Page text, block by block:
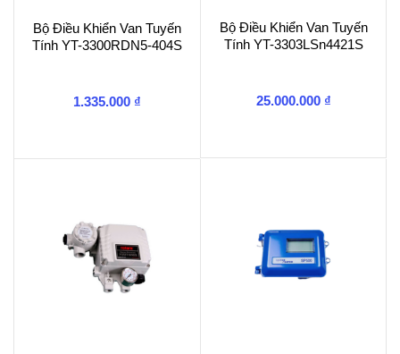
Bộ Điều Khiển Van Tuyến
Tính YT-3300RDN5-404S
1.335.000 ₫
Bộ Điều Khiển Van Tuyến
Tính YT-3303LSn4421S
25.000.000 ₫